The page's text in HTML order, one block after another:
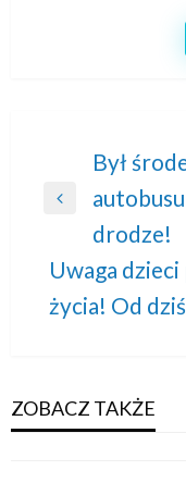
wpisu
Previous
Był
drodze!
Next
Uwaga
życia! Od
ZOBACZ TAKŻE